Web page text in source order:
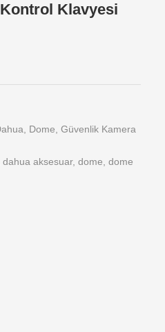
Klavyesi
Dome Güvenlik Kamera
dahua aksesuar, dome dome